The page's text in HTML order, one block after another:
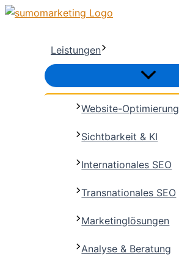
Zum
Leistungen
Website-Optimierung
Sichtbarkeit & KI
Internationales SEO
Transnationales SEO
Marketinglösungen
Analyse & Beratung